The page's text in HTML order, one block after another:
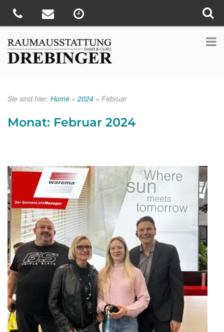
Sie sind hier: Home » 2024 » Februar
Monat: Februar 2024